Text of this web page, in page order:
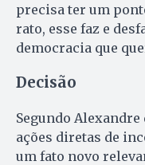
precisa ter um
rato, esse faz e
democracia que
Decisão
Segundo
ações diretas de
um fato novo